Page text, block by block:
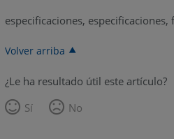
especificaciones,
Volver arriba
¿Le ha resultado útil este artículo?
Sí
No